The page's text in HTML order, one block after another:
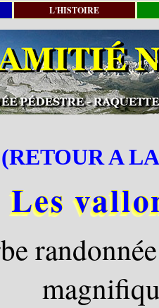
L'HISTOIRE
(RETOUR A
Les